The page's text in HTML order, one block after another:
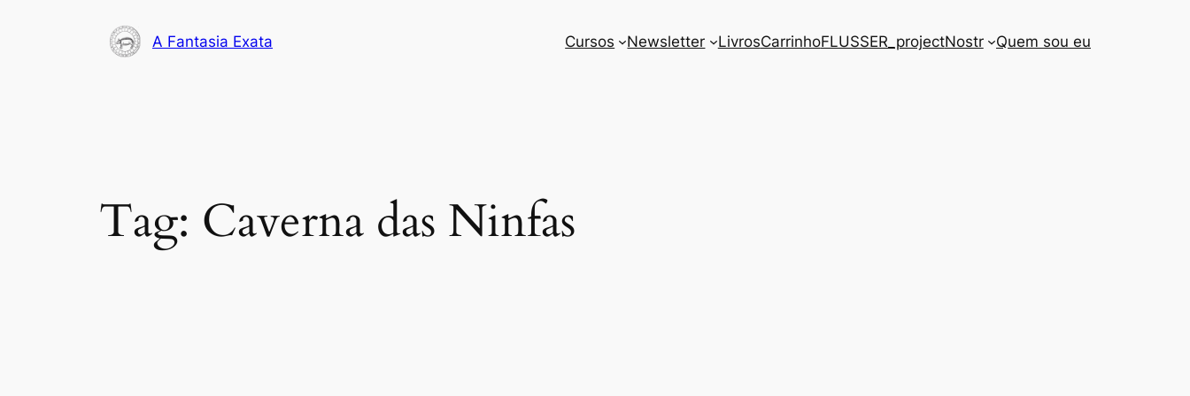
A Fantasia Exata Cursos Newsletter LivrosCarrinhoFLUSSER_projectNostr Quem sou eu
Tag: Caverna das Ninfas